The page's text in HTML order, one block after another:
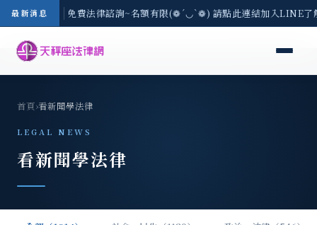
最新消息
-8/3(一) 現場免費法律諮詢~名額有限(❁´◡`❁) 請點此連結加入LINE
首頁›看新聞學法律
LEGAL NEWS
看新聞學法律